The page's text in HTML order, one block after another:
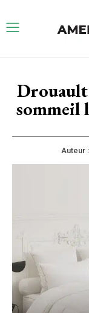
sommeil
Auteur :